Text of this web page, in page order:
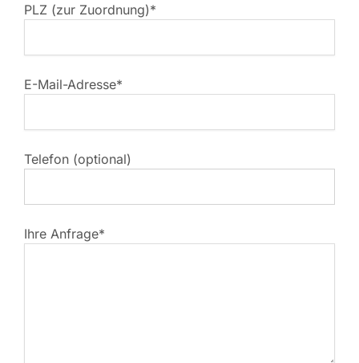
PLZ (zur Zuordnung)*
E-Mail-Adresse*
Telefon (optional)
Ihre Anfrage*